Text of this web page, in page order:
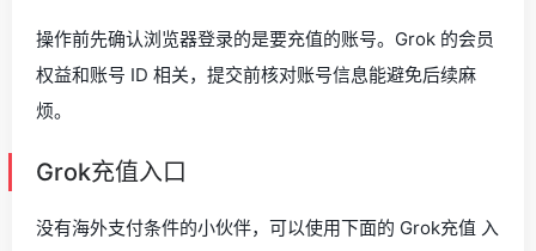
操作前先确认浏览器登录的是要充值的账号。Grok 的会员
权益和账号 ID 相关，提交前核对账号信息能避免后续麻
烦。
Grok充值入口
没有海外支付条件的小伙伴，可以使用下面的 Grok充值 入